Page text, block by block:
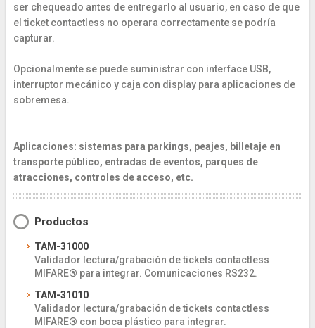
ser chequeado antes de entregarlo al usuario, en caso de que
el ticket contactless no operara correctamente se podría
capturar.
Opcionalmente se puede suministrar con interface USB,
interruptor mecánico y caja con display para aplicaciones de
sobremesa.
Aplicaciones: sistemas para parkings, peajes, billetaje en
transporte público, entradas de eventos, parques de
atracciones, controles de acceso, etc.
Productos
TAM-31000
Validador lectura/grabación de tickets contactless
MIFARE® para integrar. Comunicaciones RS232.
TAM-31010
Validador lectura/grabación de tickets contactless
MIFARE® con boca plástico para integrar.